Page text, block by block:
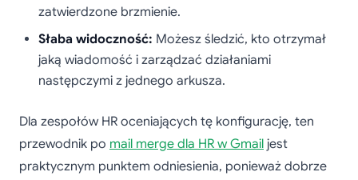
zatwierdzone brzmienie.
Słaba widoczność: Możesz śledzić, kto otrzymał
jaką wiadomość i zarządzać działaniami
następczymi z jednego arkusza.
Dla zespołów HR oceniających tę konfigurację, ten
przewodnik po mail merge dla HR w Gmail jest
praktycznym punktem odniesienia, ponieważ dobrze